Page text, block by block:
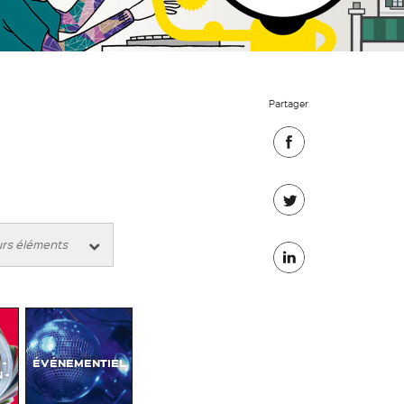
-
ÉVÉNEMENTIEL
Partager
sur
Facebook
sur
Twitter